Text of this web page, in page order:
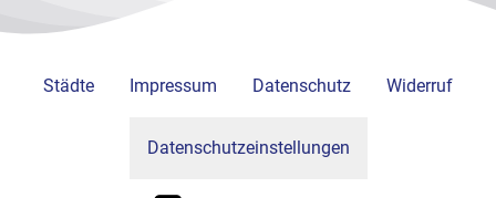
Städte Impressum Datenschutz Widerruf
Datenschutzeinstellungen